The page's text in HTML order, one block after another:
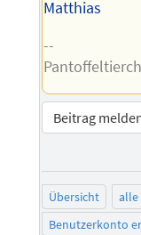
Matthias
--
Beitrag
Übersicht alle
Benutzerkonto